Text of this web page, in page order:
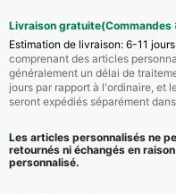
Livraison gratuite(Commandes
Estimation de livraison: 6-11
comprenant des articles
généralement un délai de
jours par rapport à l'ordinaire, et
seront expédiés séparément
Les articles personnalisés ne
retournés ni échangés en
personnalisé.